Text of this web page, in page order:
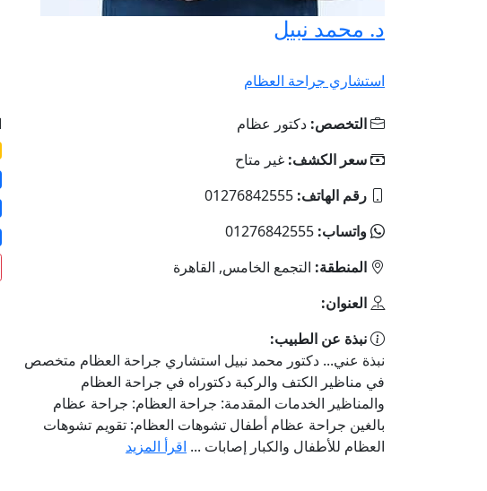
د. محمد نبيل
استشاري جراحة العظام
التخصص: دكتور عظام
سعر الكشف: غير متاح
رقم الهاتف: 01276842555
واتساب: 01276842555
المنطقة: التجمع الخامس, القاهرة
العنوان:
نبذة عن الطبيب:
نبذة عني... دكتور محمد نبيل استشاري جراحة العظام متخصص
في مناظير الكتف والركبة دكتوراه في جراحة العظام
والمناظير الخدمات المقدمة: جراحة العظام: جراحة عظام
بالغين جراحة عظام أطفال تشوهات العظام: تقويم تشوهات
العظام للأطفال والكبار إصابات ... اقرأ المزيد